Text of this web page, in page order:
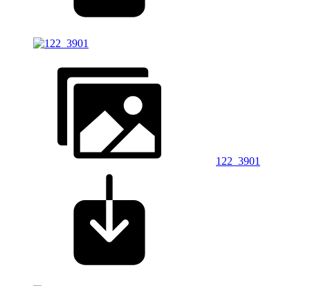
122_3901